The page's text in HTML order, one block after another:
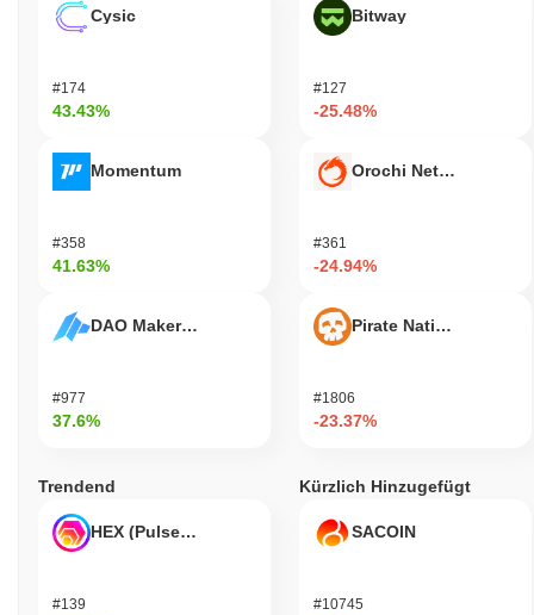
Cysic
#174
43.43%
Momentum
#358
41.63%
DAO Maker Token
#977
37.6%
Bitway
#127
-25.48%
Orochi Network
#361
-24.94%
Pirate Nation Token
#1806
-23.37%
Trendend
HEX (Pulsechain)
#139
Kürzlich Hinzugefügt
SACOIN
#10745